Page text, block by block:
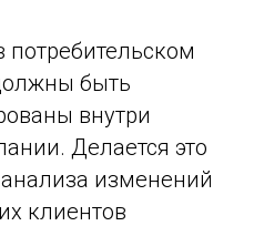
быть
внутри
Делается это
изменений
клиентов